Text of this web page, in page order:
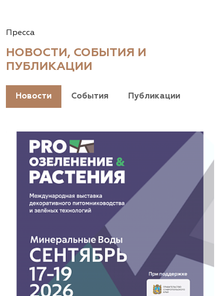
Пресса
НОВОСТИ, СОБЫТИЯ И
ПУБЛИКАЦИИ
Новости События Публикации